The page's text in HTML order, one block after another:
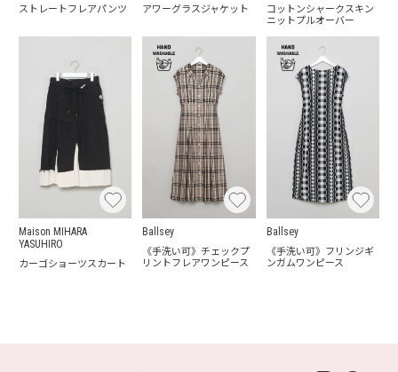
ストレートフレアパンツ アワーグラスジャケット
コットンシャークスキン
ニットプルオーバー
Maison MIHARA
YASUHIRO
カーゴショーツスカート
Ballsey
《手洗い可》チェックプ
リントフレアワンピース
Ballsey
《手洗い可》フリンジギ
ンガムワンピース